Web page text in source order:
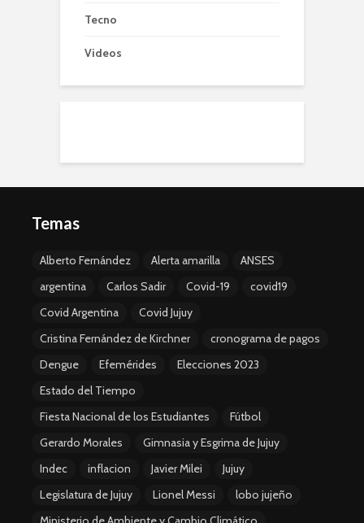
Tecno
Videos
Temas
Alberto Fernández Alerta amarilla
ANSES
argentina
Carlos Sadir Covid-19
covid19
Covid Argentina
Covid Jujuy
Cristina Fernández de Kirchner
cronograma de pagos
Dengue
Efemérides
Elecciones 2023
Estado del Tiempo
Fiesta Nacional de los Estudiantes
Fútbol
Gerardo Morales
Gimnasia y Esgrima de Jujuy
Indec
inflacion Javier Milei
Jujuy
Legislatura de Jujuy
Lionel Messi
lobo jujeño